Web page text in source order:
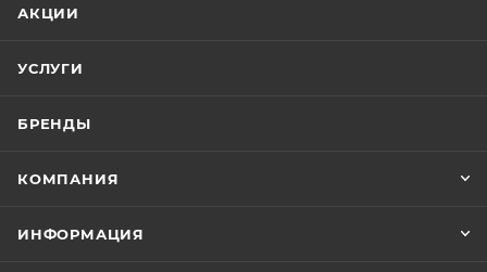
АКЦИИ
УСЛУГИ
БРЕНДЫ
КОМПАНИЯ
ИНФОРМАЦИЯ